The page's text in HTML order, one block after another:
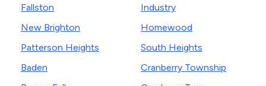
Fallston
New Brighton
Patterson Heights
Baden
Industry
Homewood
South Heights
Cranberry Township